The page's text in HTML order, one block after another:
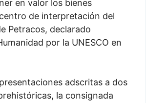
en valor los bienes
de interpretación del
Petracos, declarado
por la UNESCO en
adscritas a dos
la consignada